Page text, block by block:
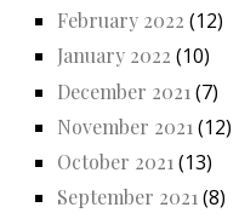
February 2022 (12)
January 2022 (10)
December 2021 (7)
November 2021 (12)
October 2021 (13)
September 2021 (8)